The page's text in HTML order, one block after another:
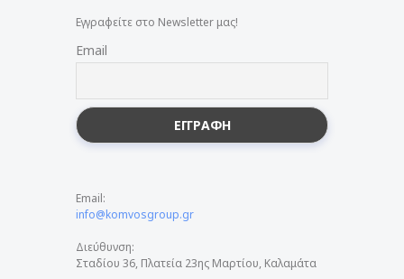
Εγγραφείτε στο Newsletter μας!
Email
Email:
info@komvosgroup.gr
Διεύθυνση:
Σταδίου 36, Πλατεία 23ης Μαρτίου, Καλαμάτα